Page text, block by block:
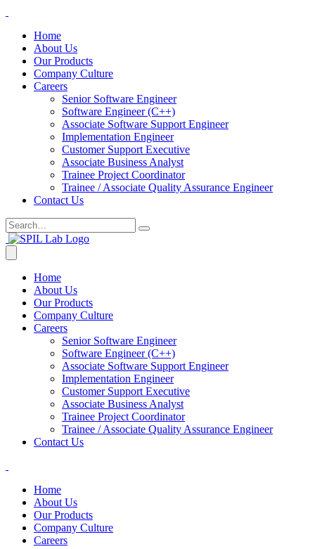
Home
About Us
Our Products
Company Culture
Careers
Senior Software Engineer
Software Engineer (C++)
Associate Software Support Engineer
Implementation Engineer
Customer Support Executive
Associate Business Analyst
Trainee Project Coordinator
Trainee / Associate Quality Assurance Engineer
Contact Us
Home
About Us
Our Products
Company Culture
Careers
Senior Software Engineer
Software Engineer (C++)
Associate Software Support Engineer
Implementation Engineer
Customer Support Executive
Associate Business Analyst
Trainee Project Coordinator
Trainee / Associate Quality Assurance Engineer
Contact Us
Home
About Us
Our Products
Company Culture
Careers